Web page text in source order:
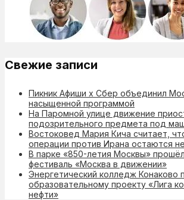
Свежие записи
Пикник Афиши х Сбер объединил
насыщенной программой
На Паромной улице движение
подозрительного предмета под
Востоковед Мария Кича считает,
операции против Ирана остаются
В парке «850-летия Москвы»
фестиваль «Москва в движении»
Энергетический колледж Конаково
образовательному проекту «Лига
нефти»